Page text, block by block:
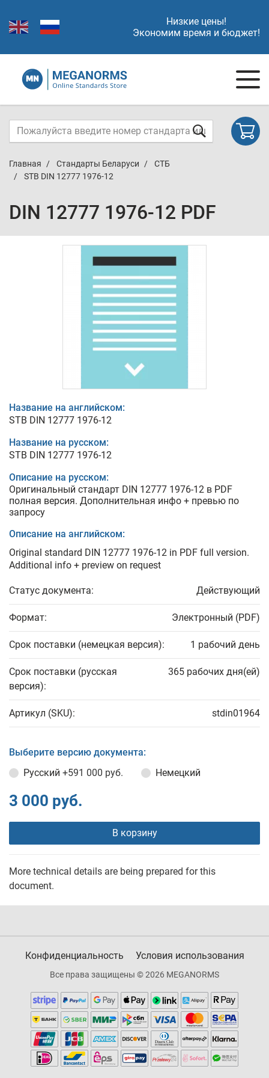
Низкие цены!
Экономим время и бюджет!
Главная Стандарты Беларуси
СТБ
STB DIN 12777 1976-12
DIN 12777 1976-12 PDF
Название на английском:
STB DIN 12777 1976-12
Название на русском:
STB DIN 12777 1976-12
Описание на русском:
Оригинальный стандарт DIN 12777 1976-12 в PDF
полная версия. Дополнительная инфо + превью по
запросу
Описание на английском:
Original standard DIN 12777 1976-12 in PDF full version.
Additional info + preview on request
Статус документа: Действующий
Формат: Электронный (PDF)
Срок поставки (немецкая версия): 1 рабочий день
Срок поставки (русская
версия):
365 рабочих дня(ей)
Артикул (SKU): stdin01964
Выберите версию документа:
Русский +591 000 руб. Немецкий
3 000 руб.
В корзину
More technical details are being prepared for this
document.
Конфиденциальность Условия использования
Все права защищены © 2026 MEGANORMS